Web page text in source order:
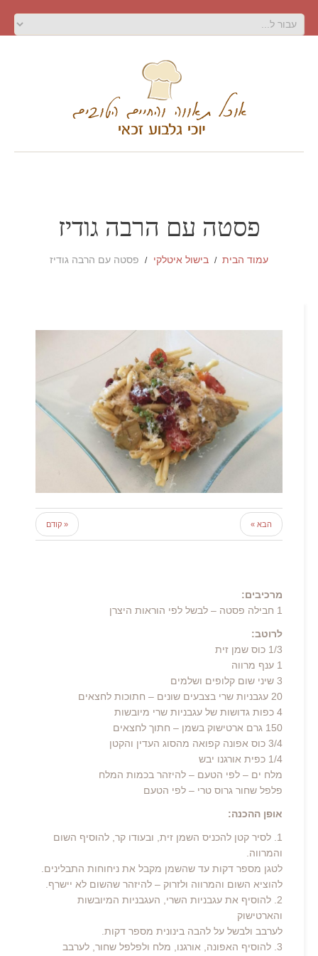
פסטה עם הרבה גודיז
עמוד הבית בישול איטלקי פסטה עם הרבה גודיז
« קודם הבא »
מרכיבים:
1 חבילה פסטה – לבשל לפי הוראות היצרן
לרוטב:
1/3 כוס שמן זית
1 ענף מרווה
3 שיני שום קלופים ושלמים
20 עגבניות שרי בצבעים שונים – חתוכות לחצאים
4 כפות גדושות של עגבניות שרי מיובשות
150 גרם ארטישוק בשמן – חתוך לחצאים
3/4 כוס אפונה קפואה מהסוג העדין והקטן
1/4 כפית אורגנו יבש
מלח ים – לפי הטעם – להיזהר בכמות המלח
פלפל שחור גרוס טרי – לפי הטעם
אופן ההכנה:
1. לסיר קטן להכניס השמן זית, ובעודו קר, להוסיף השום
והמרווה.
לטגן מספר דקות עד שהשמן מקבל את ניחוחות התבלינים.
להוציא השום והמרווה ולזרוק – להיזהר שהשום לא יישרף.
2. להוסיף את עגבניות השרי, העגבניות המיובשות
והארטישוק
לערבב ולבשל על להבה בינונית מספר דקות.
3. להוסיף האפונה, אורגנו, מלח ולפלפל שחור, לערבב